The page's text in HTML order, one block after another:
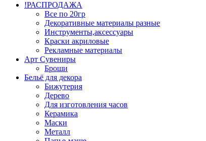
!РАСПРОДАЖА
Все по 20гр
Декоративные материалы разные
Инструменты,аксессуары
Краски акриловые
Рекламные материалы
Арт Сувениры
Броши
Бельё для декора
Бижутерия
Дерево
Для изготовления часов
Керамика
Маски
Металл